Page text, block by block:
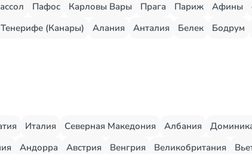
Пафос Карловы Вары Прага Париж Афины
(Канары) Алания Анталия Белек Бодрум
Италия Северная Македония Албания
Андорра Австрия Венгрия Великобритания